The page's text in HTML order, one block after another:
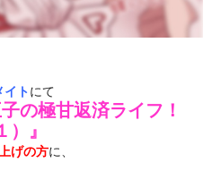
イトにて
の極甘返済ライフ！
）』
げの方に、